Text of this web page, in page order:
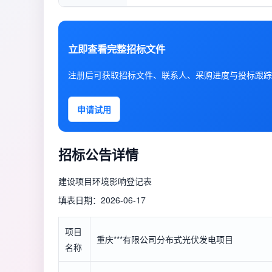
立即查看完整招标文件
注册后可获取招标文件、联系人、采购进度与投标跟
申请试用
招标公告详情
建设项目环境影响登记表
填表日期：2026-06-17
项目
名称
重庆***有限公司分布式光伏发电项目